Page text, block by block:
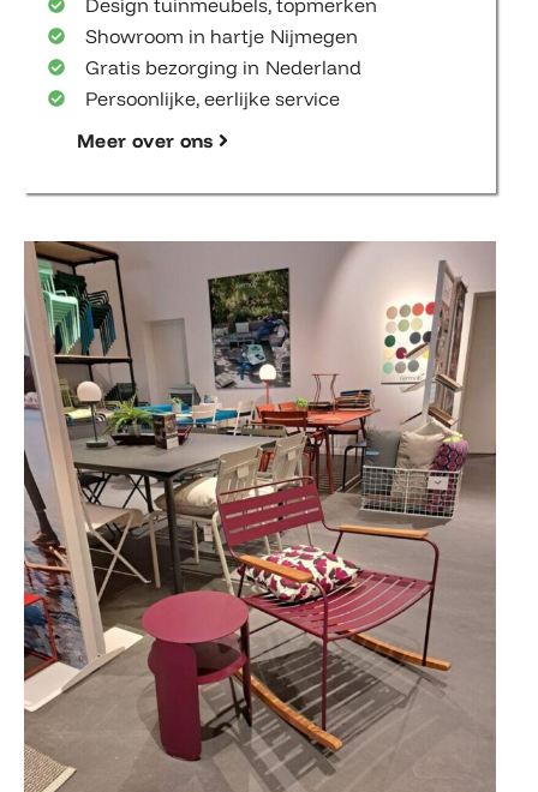
Showroom in hartje Nijmegen
Gratis bezorging in Nederland
Persoonlijke, eerlijke service
Meer over ons